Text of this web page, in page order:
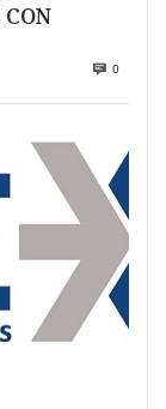
0